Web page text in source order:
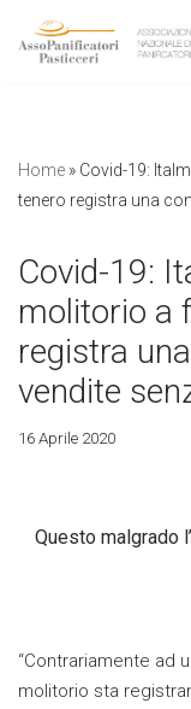
Vai
Home » Covid-19:
tenero registra una
Covid-19:
molitorio a
registra
vendite
16 Aprile 2020
Questo malgrado
“Contrariamente ad
molitorio sta